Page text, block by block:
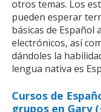
otros temas. Los
pueden esperar
básicas de Español
electrónicos, así
dándoles la
lengua nativa es
Cursos de
grupos en Gary